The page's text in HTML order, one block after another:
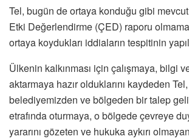
Tel, bugün de ortaya konduğu gibi
Etki Değerlendirme (ÇED) raporu
ortaya koydukları iddiaların tespitinin
Ülkenin kalkınması için çalışmaya, bilgi
aktarmaya hazır olduklarını kaydeden
belediyemizden ve bölgeden bir talep
etrafında oturmaya, o bölgede çevreye
yararını gözeten ve hukuka aykırı